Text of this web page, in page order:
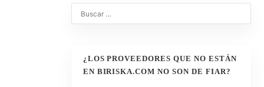
¿LOS PROVEEDORES QUE NO ESTÁN
EN BIRISKA.COM NO SON DE FIAR?